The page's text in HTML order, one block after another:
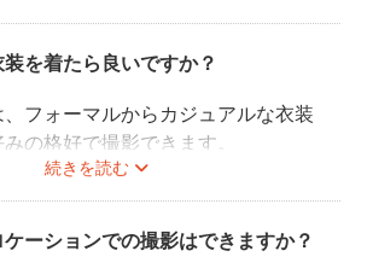
ります。
装を着たら良いですか？
続きを読む
フォーマルからカジュアルな衣装
の格好で撮影できます。
式当日と異なる雰囲気を残せる、カ
な服装も人気が高いです。
ディングドレス・タキシードだけ
性はミニドレス、男性はハットを
ーションでの撮影はできますか？